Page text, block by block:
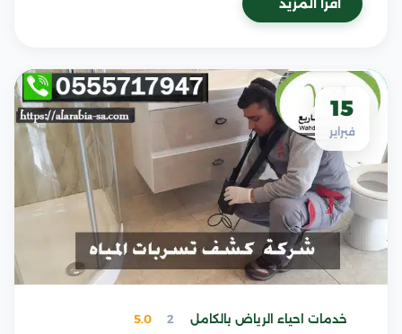
اقرأ المزيد
15
فبراير
خدمات احياء الرياض بالكامل 2
5.0